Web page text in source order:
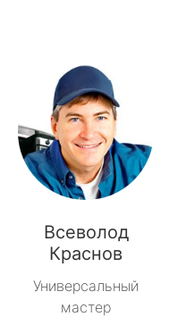
Всеволод
Краснов
Универсальный
мастер